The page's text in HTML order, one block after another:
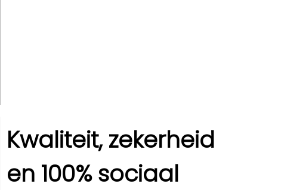
Kwaliteit, zekerheid
en 100% sociaal